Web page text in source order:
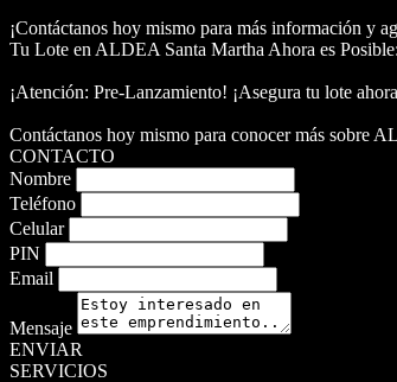
¡Contáctanos hoy mismo para más información y
Tu Lote en ALDEA Santa Martha Ahora es
¡Atención: Pre-Lanzamiento! ¡Asegura tu lote
Contáctanos hoy mismo para conocer más sobre
CONTACTO
Nombre
Teléfono
Celular
PIN
Email
Mensaje
ENVIAR
SERVICIOS